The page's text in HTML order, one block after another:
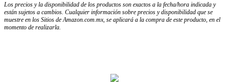
Los precios y la disponibilidad de los productos son exactos a la fecha/hora indicada y
están sujetos a cambios. Cualquier información sobre precios y disponibilidad que se
muestre en los Sitios de Amazon.com.mx, se aplicará a la compra de este producto, en el
momento de realizarla.